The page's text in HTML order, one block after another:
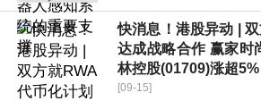
快消息！港股异动 |
达成战略合作 赢家时
林控股(01709)涨超5%
[09-15]